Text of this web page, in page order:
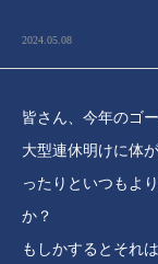
2024.05.08
皆さん、今年のゴ
大型連休明けに体
ったりといつもよ
か？
もしかするとそれ